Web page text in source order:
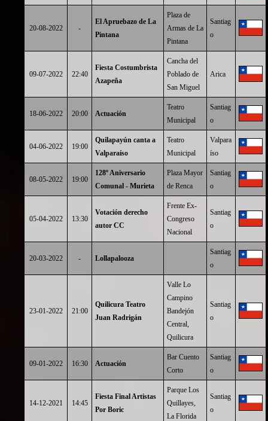
20-08-2022 -
El Apruebazo de La
Pintana
Plaza de
Armas de La
Pintana
Santiag
o
09-07-2022 22:40
Fiesta Costumbrista
Azapeña
Cancha del
Poblado de
San Miguel
Arica
18-06-2022 20:00 Actuación
Teatro
Municipal
Santiag
o
04-06-2022 19:00
Quilapayún canta a
Valparaíso
Teatro
Municipal
Valpara
íso
08-05-2022 19:00
128º Aniversario
Comunal - Murieta
Plaza Mayor
de Renca
Santiag
o
05-04-2022 13:30
Votación derecho
autor CC
Frente Ex-
Congreso
Nacional
Santiag
o
20-03-2022 - Lollapalooza
Santiag
o
23-01-2022 21:00
Quilicura Teatro
Juan Radrigán
Valle Lo
Campino
Bandejón
Central,
Quilicura
Santiag
o
09-01-2022 16:30 Actuación
Bar Cuento
Corto
Santiag
o
14-12-2021 14:45
Fiesta Final Artistas
Por Boric
Parque Los
Quillayes,
La Florida
Santiag
o